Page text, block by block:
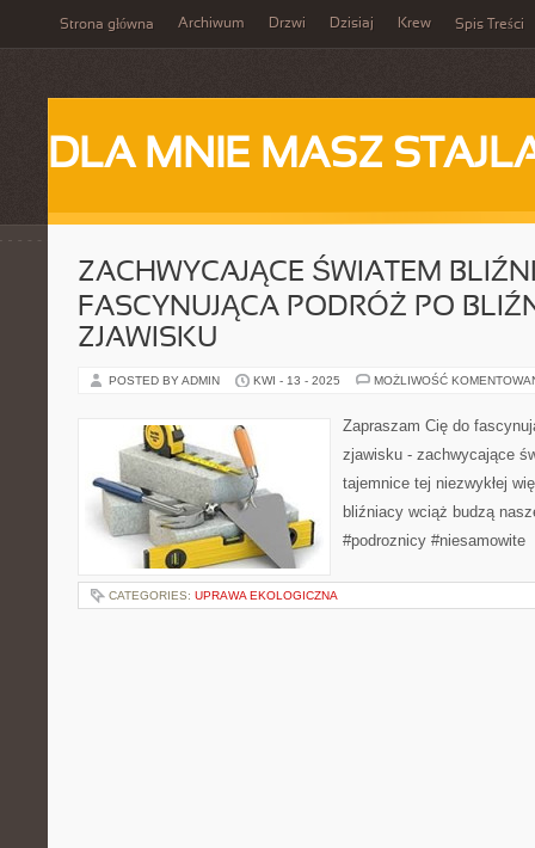
Strona główna Archiwum Drzwi Dzisiaj Krew Spis Treści
DLA MNIE MASZ
ZACHWYCAJĄCE ŚWIATEM
FASCYNUJĄCA PODRÓŻ PO
ZJAWISKU
POSTED BY ADMIN KWI - 13 - 2025 MOŻLIWOŚĆ
Zapraszam Cię do
zjawisku - zachwycające
tajemnice tej niezwykłej
bliźniacy wciąż budzą
#podroznicy #niesamowite
CATEGORIES: UPRAWA EKOLOGICZNA